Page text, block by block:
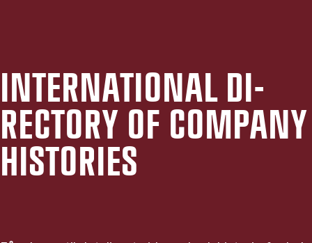
IN­TER­NA­TIO­NAL DI­
RECTORY OF COM­PA­NY
HI­STO­RI­ES